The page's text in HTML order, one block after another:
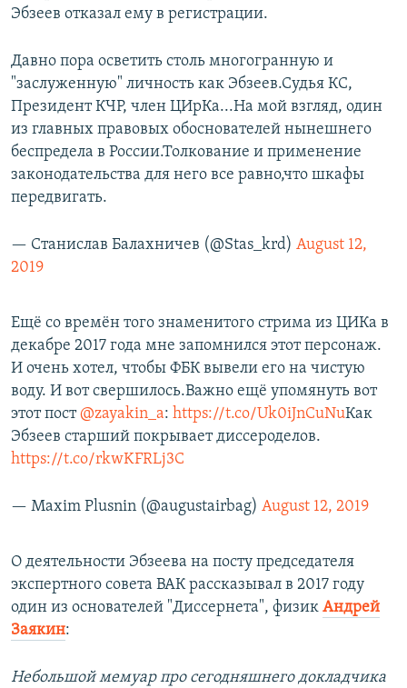
Эбзеев отказал ему в регистрации.
Давно пора осветить столь многогранную и
"заслуженную" личность как Эбзеев.Судья КС,
Президент КЧР, член ЦИрКа...На мой взгляд, один
из главных правовых обоснователей нынешнего
беспредела в России.Толкование и применение
законодательства для него все равно,что шкафы
передвигать.
— Станислав Балахничев (@Stas_krd) August 12,
2019
Ещё со времён того знаменитого стрима из ЦИКа в
декабре 2017 года мне запомнился этот персонаж.
И очень хотел, чтобы ФБК вывели его на чистую
воду. И вот свершилось.Важно ещё упомянуть вот
этот пост@zayakin_a: https://t.co/Uk0iJnCuNuКак
Эбзеев старший покрывает диссероделов.
https://t.co/rkwKFRLj3C
— Maxim Plusnin (@augustairbag) August 12, 2019
О деятельности Эбзеева на посту председателя
экспертного совета ВАК рассказывал в 2017 году
один из основателей "Диссернета", физик ​ Андрей
Заякин:
Небольшой мемуар про сегодняшнего докладчика